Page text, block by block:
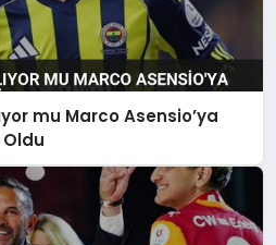
mu Marco Asensio’ya